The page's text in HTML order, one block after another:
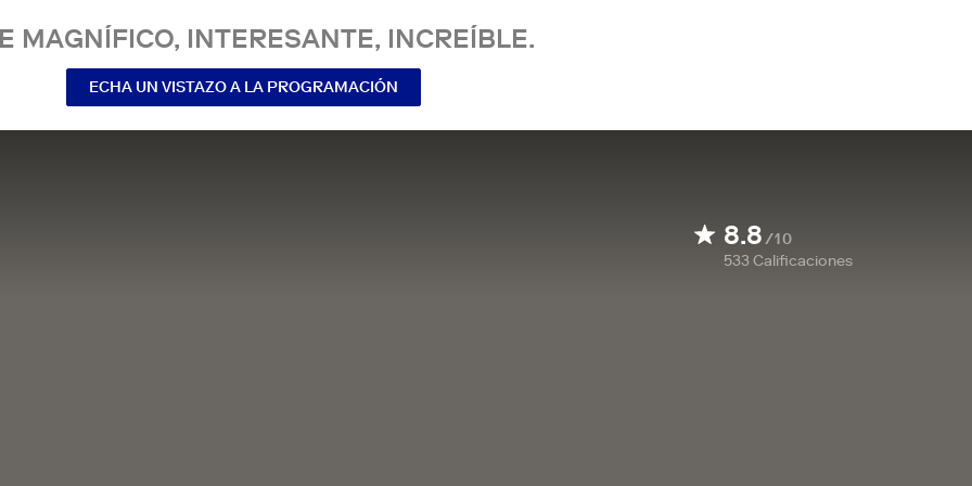
MAGNÍFICO, INTERESANTE, INCREÍBLE.
ECHA UN VISTAZO A LA PROGRAMACIÓN
8.8/10
533Calificaciones